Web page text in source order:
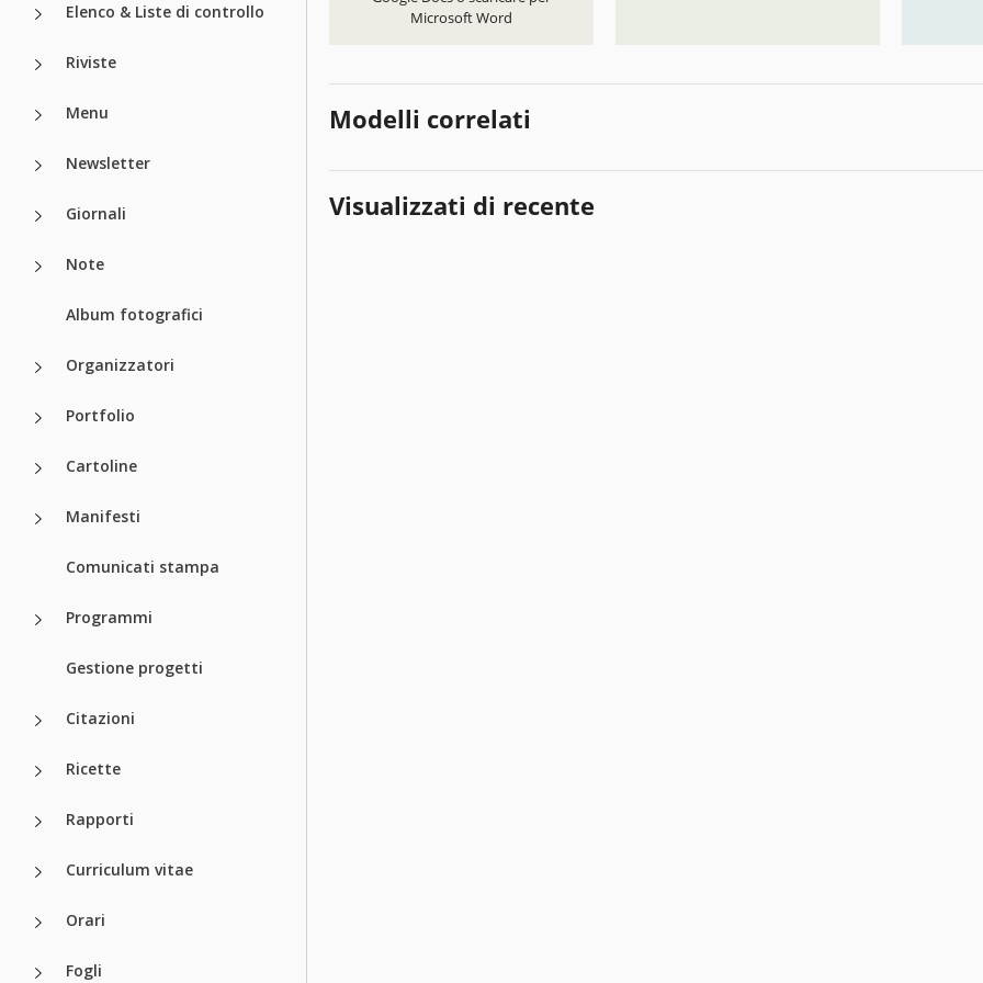
Elenco & Liste di controllo
Riviste
Menu
Newsletter
Giornali
Note
Album fotografici
Organizzatori
Portfolio
Cartoline
Manifesti
Comunicati stampa
Programmi
Gestione progetti
Citazioni
Ricette
Rapporti
Curriculum vitae
Orari
Fogli
Microsoft Word
Modelli correlati
Visualizzati di recente